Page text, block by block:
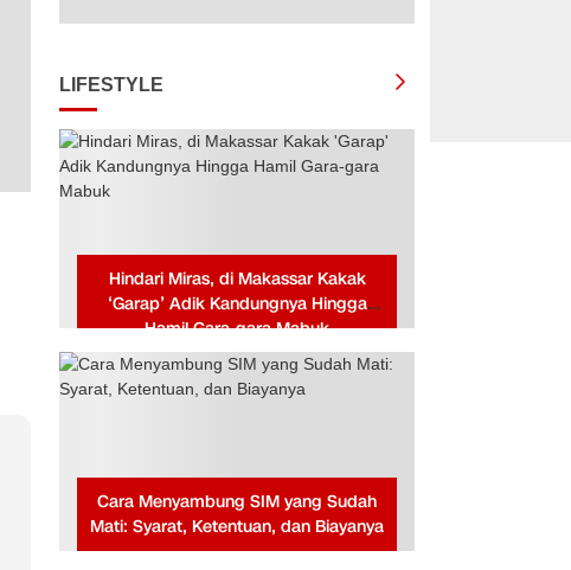
LIFESTYLE
Hindari Miras, di Makassar Kakak
‘Garap’ Adik Kandungnya Hingga
Hamil Gara-gara Mabuk
Cara Menyambung SIM yang Sudah
Mati: Syarat, Ketentuan, dan Biayanya